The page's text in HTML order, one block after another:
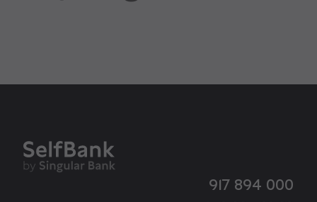
917 894 000